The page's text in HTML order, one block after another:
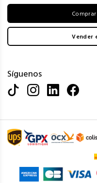
Vender
Síguenos